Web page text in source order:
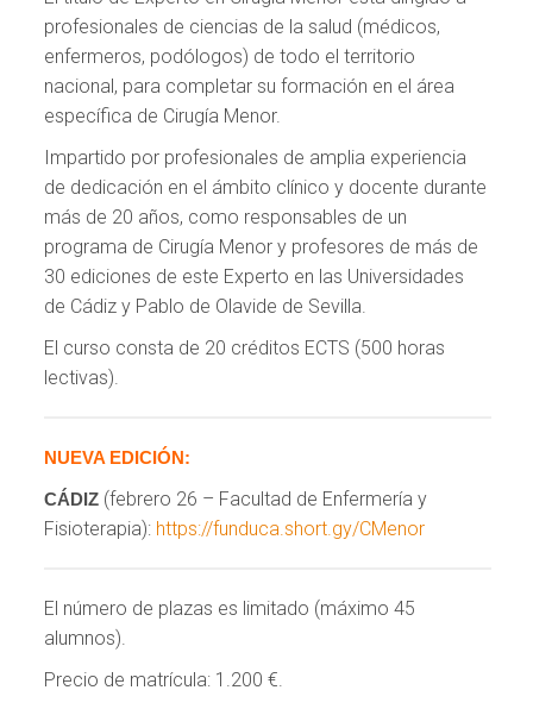
profesionales de ciencias de la salud (médicos,
enfermeros, podólogos) de todo el territorio
nacional, para completar su formación en el área
específica de Cirugía Menor.
Impartido por profesionales de amplia experiencia
de dedicación en el ámbito clínico y docente durante
más de 20 años, como responsables de un
programa de Cirugía Menor y profesores de más de
30 ediciones de este Experto en las Universidades
de Cádiz y Pablo de Olavide de Sevilla.
El curso consta de 20 créditos ECTS (500 horas
lectivas).
NUEVA EDICIÓN:
CÁDIZ (febrero 26 – Facultad de Enfermería y
Fisioterapia): https://funduca.short.gy/CMenor
El número de plazas es limitado (máximo 45
alumnos).
Precio de matrícula: 1.200 €.